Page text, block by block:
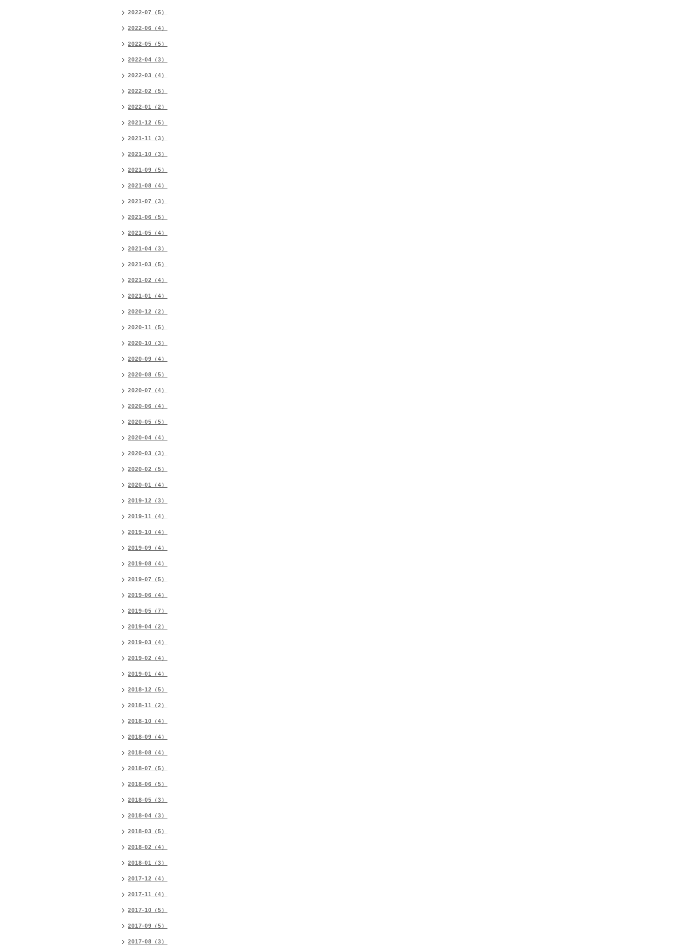
2022-07（5）
2022-06（4）
2022-05（5）
2022-04（3）
2022-03（4）
2022-02（5）
2022-01（2）
2021-12（5）
2021-11（3）
2021-10（3）
2021-09（5）
2021-08（4）
2021-07（3）
2021-06（5）
2021-05（4）
2021-04（3）
2021-03（5）
2021-02（4）
2021-01（4）
2020-12（2）
2020-11（5）
2020-10（3）
2020-09（4）
2020-08（5）
2020-07（4）
2020-06（4）
2020-05（5）
2020-04（4）
2020-03（3）
2020-02（5）
2020-01（4）
2019-12（3）
2019-11（4）
2019-10（4）
2019-09（4）
2019-08（4）
2019-07（5）
2019-06（4）
2019-05（7）
2019-04（2）
2019-03（4）
2019-02（4）
2019-01（4）
2018-12（5）
2018-11（2）
2018-10（4）
2018-09（4）
2018-08（4）
2018-07（5）
2018-06（5）
2018-05（3）
2018-04（3）
2018-03（5）
2018-02（4）
2018-01（3）
2017-12（4）
2017-11（4）
2017-10（5）
2017-09（5）
2017-08（3）